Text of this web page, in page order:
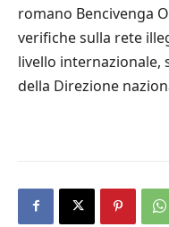
romano Bencivenga
verifiche sulla rete
livello internazionale,
della Direzione